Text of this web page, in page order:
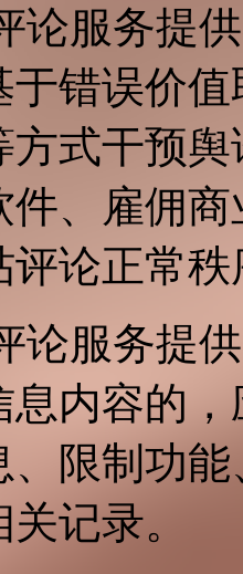
论服务提
于错误价
方式干预
件、雇佣
评论正常
论服务提
息内容的
、限制功
记录。